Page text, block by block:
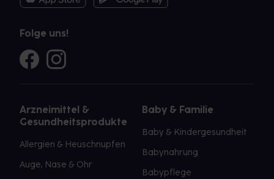
Folge uns!
Arzneimittel &
Gesundheitsprodukte
Allergien & Heuschnupfen
Auge, Nase & Ohr
Baby & Familie
Baby & Kindergesundheit
Babynahrung
Babypflege